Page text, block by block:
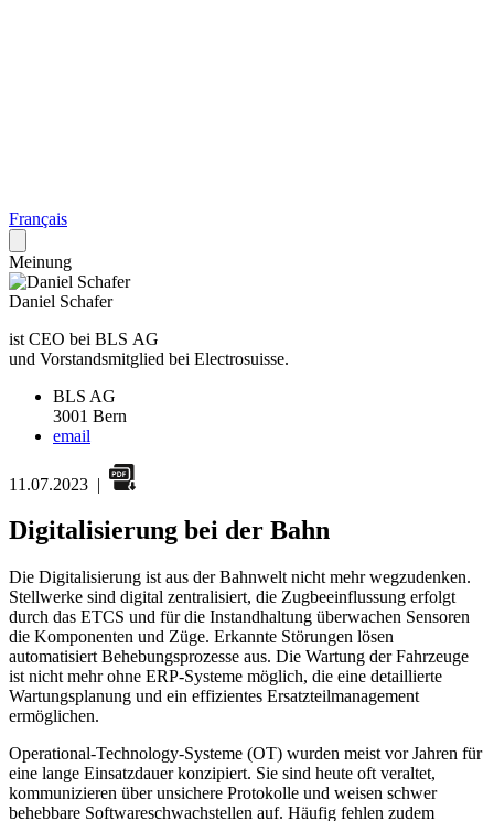
Français
Meinung
Daniel Schafer
ist CEO bei BLS AG
und Vorstandsmitglied bei Electrosuisse.
BLS AG
3001 Bern
email
11.07.2023 |
Digitalisierung bei der Bahn
Die Digitalisierung ist aus der Bahnwelt nicht mehr wegzudenken.
Stellwerke sind digital zentralisiert, die Zugbeeinflussung erfolgt
durch das ETCS und für die Instandhaltung überwachen Sensoren
die Komponenten und Züge. Erkannte Störungen lösen
automatisiert Behebungsprozesse aus. Die Wartung der Fahrzeuge
ist nicht mehr ohne ERP-Systeme möglich, die eine detaillierte
Wartungsplanung und ein effizientes Ersatzteilmanagement
ermöglichen.
Operational-Technology-Systeme (OT) wurden meist vor Jahren für
eine lange Einsatzdauer konzipiert. Sie sind heute oft veraltet,
kommunizieren über unsichere Protokolle und weisen schwer
behebbare Softwareschwachstellen auf. Häufig fehlen zudem